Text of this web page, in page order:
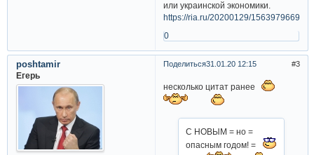
или украинской экономики.
https://ria.ru/20200129/
0
Поделиться 3
31.01.20 12:15
poshtamir
Егерь
несколько цитат ранее
С НОВЫМ = но =
опасным годом! =